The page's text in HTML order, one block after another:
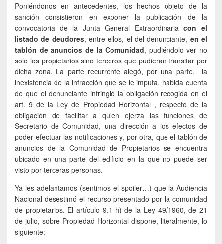
Poniéndonos en antecedentes, los hechos objeto de la
sanción consistieron en exponer la publicación de la
convocatoria de la Junta General Extraordinariacon el
listado de deudores, entre ellos, el del denunciante, en el
tablón de anuncios de la Comunidad, pudiéndolo ver no
solo los propietarios sino terceros que pudieran transitar por
dicha zona. La parte recurrente alegó, por una parte, la
inexistencia de la infracción que se le imputa, habida cuenta
de que el denunciante infringió la obligación recogida en el
art. 9 de la Ley de Propiedad Horizontal , respecto de la
obligación de facilitar a quien ejerza las funciones de
Secretario de Comunidad, una dirección a los efectos de
poder efectuar las notificaciones y, por otra, que el tablón de
anuncios de la Comunidad de Propietarios se encuentra
ubicado en una parte del edificio en la que no puede ser
visto por terceras personas.
Ya les adelantamos (sentimos el spoiler…) que la Audiencia
Nacional desestimó el recurso presentado por la comunidad
de propietarios. El artículo 9.1 h) de la Ley 49/1960, de 21
de julio, sobre Propiedad Horizontal dispone, literalmente, lo
siguiente: